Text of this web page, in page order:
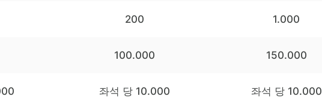
200 1.000
100.000 150.000
좌석 당 10.000 좌석 당 10.000